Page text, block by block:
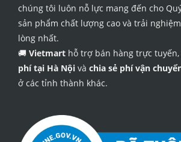
chúng tôi luôn nỗ lực mang đến cho
sản phẩm chất lượng cao và trải
lòng nhất.
🚚 Vietmart hỗ trợ bán hàng trực tuyến,
phí tại Hà Nội và chia sẻ phí vận
ở các tỉnh thành khác.